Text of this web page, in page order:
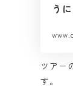
うに
ツアー
す。